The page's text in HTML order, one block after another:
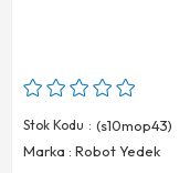
Stok Kodu
(s10mop43)
Marka : Robot Yedek